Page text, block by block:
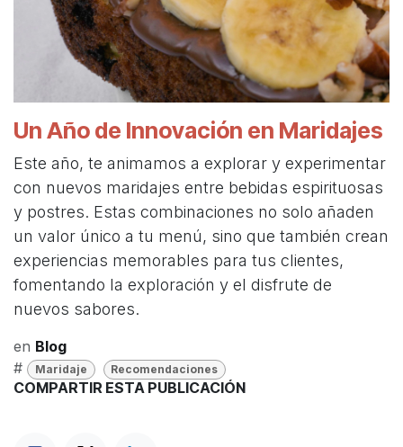
Un Año de Innovación en Maridajes
Este año, te animamos a explorar y experimentar
con nuevos maridajes entre bebidas espirituosas
y postres. Estas combinaciones no solo añaden
un valor único a tu menú, sino que también crean
experiencias memorables para tus clientes,
fomentando la exploración y el disfrute de
nuevos sabores.
en Blog
#
Maridaje Recomendaciones
COMPARTIR ESTA PUBLICACIÓN